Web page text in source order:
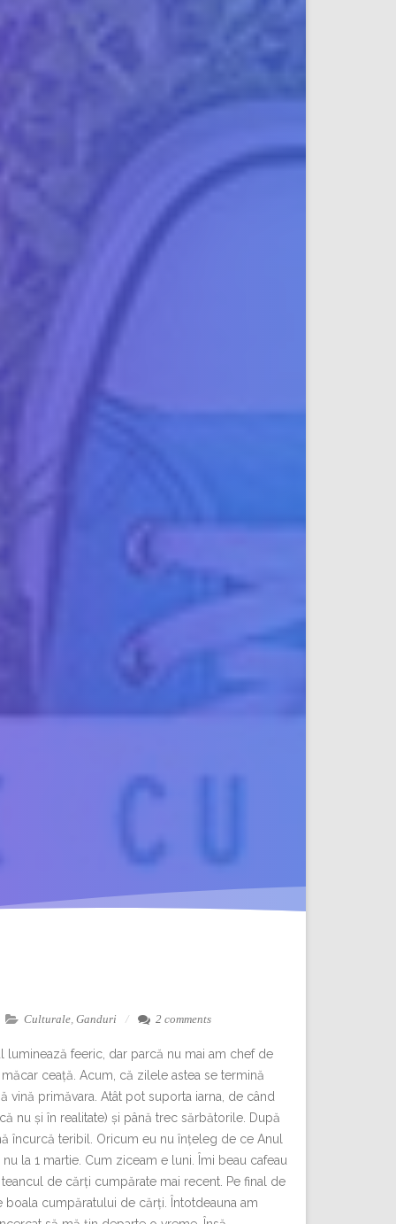
Culturale, Ganduri 2 comments
luminează feeric, dar parcă nu mai am chef de
ceață. Acum, că zilele astea se termină
vină primăvara. Atât pot suporta iarna, de când
nu și în realitate) și până trec sărbătorile. După
încurcă teribil. Oricum eu nu înțeleg de ce Anul
la 1 martie. Cum ziceam e luni. Îmi beau cafeau
de cărți cumpărate mai recent. Pe final de
boala cumpăratului de cărți. Întotdeauna am